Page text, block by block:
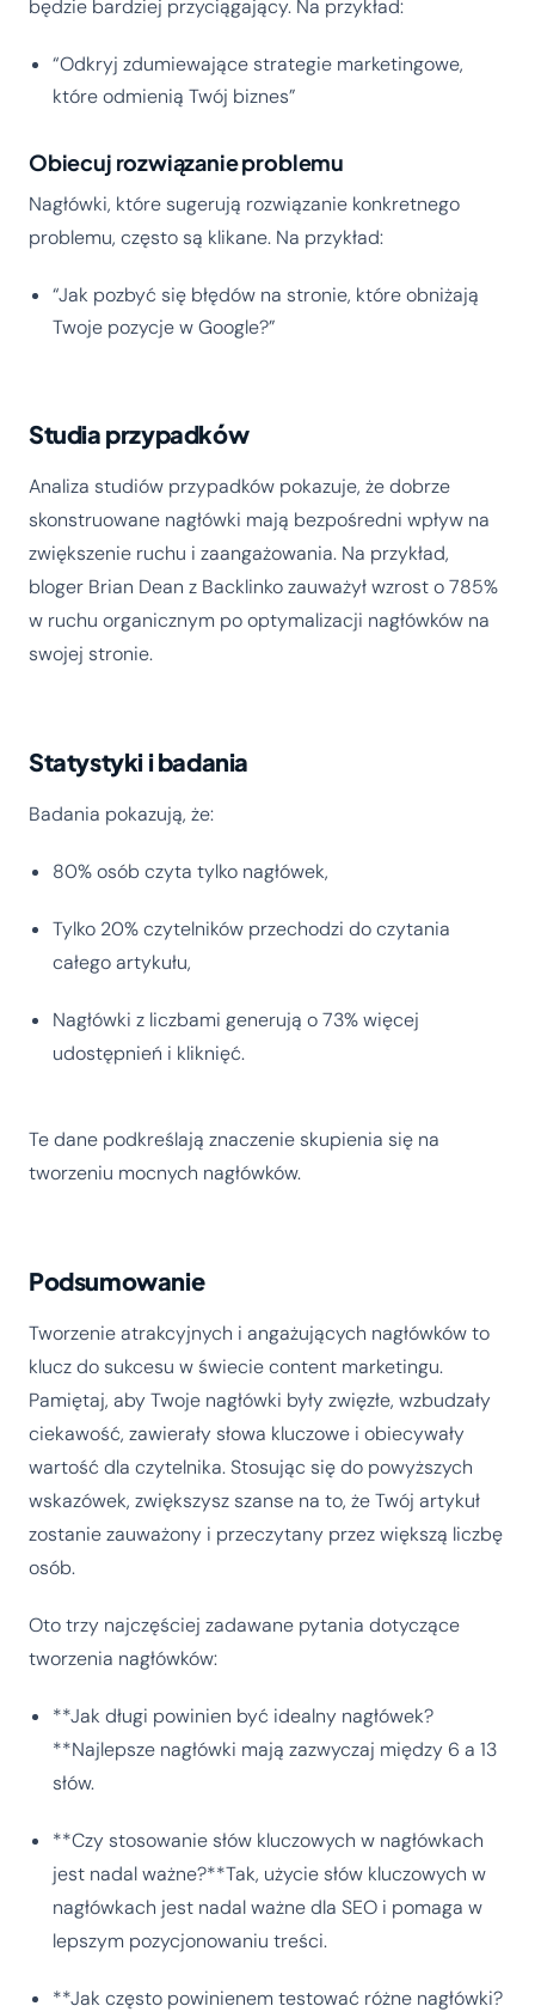
będzie bardziej przyciągający. Na przykład:
“Odkryj zdumiewające strategie marketingowe,
które odmienią Twój biznes”
Obiecuj rozwiązanie problemu
Nagłówki, które sugerują rozwiązanie konkretnego
problemu, często są klikane. Na przykład:
“Jak pozbyć się błędów na stronie, które obniżają
Twoje pozycje w Google?”
Studia przypadków
Analiza studiów przypadków pokazuje, że dobrze
skonstruowane nagłówki mają bezpośredni wpływ na
zwiększenie ruchu i zaangażowania. Na przykład,
bloger Brian Dean z Backlinko zauważył wzrost o 785%
w ruchu organicznym po optymalizacji nagłówków na
swojej stronie.
Statystyki i badania
Badania pokazują, że:
80% osób czyta tylko nagłówek,
Tylko 20% czytelników przechodzi do czytania
całego artykułu,
Nagłówki z liczbami generują o 73% więcej
udostępnień i kliknięć.
Te dane podkreślają znaczenie skupienia się na
tworzeniu mocnych nagłówków.
Podsumowanie
Tworzenie atrakcyjnych i angażujących nagłówków to
klucz do sukcesu w świecie content marketingu.
Pamiętaj, aby Twoje nagłówki były zwięzłe, wzbudzały
ciekawość, zawierały słowa kluczowe i obiecywały
wartość dla czytelnika. Stosując się do powyższych
wskazówek, zwiększysz szanse na to, że Twój artykuł
zostanie zauważony i przeczytany przez większą liczbę
osób.
Oto trzy najczęściej zadawane pytania dotyczące
tworzenia nagłówków:
**Jak długi powinien być idealny nagłówek?
**Najlepsze nagłówki mają zazwyczaj między 6 a 13
słów.
**Czy stosowanie słów kluczowych w nagłówkach
jest nadal ważne?**Tak, użycie słów kluczowych w
nagłówkach jest nadal ważne dla SEO i pomaga w
lepszym pozycjonowaniu treści.
**Jak często powinienem testować różne nagłówki?